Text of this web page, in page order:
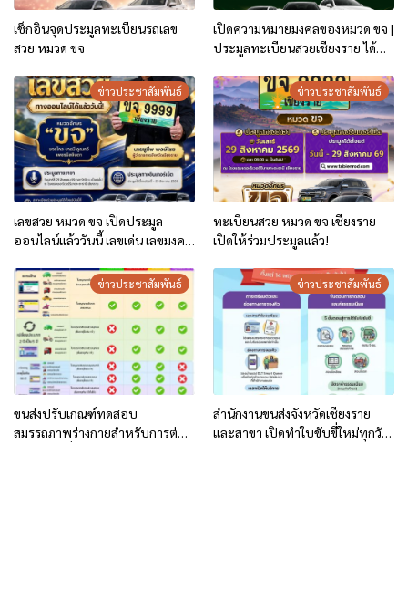
เช็กอินจุดประมูลทะเบียนรถเลข
สวย หมวด ขจ
เปิดความหมายมงคลของหมวด ขจ |
ประมูลทะเบียนสวยเชียงราย ได้
ข่าวประชาสัมพันธ์
เลขสวย หมวด ขจ เปิดประมูล
ออนไลน์แล้ววันนี้ เลขเด่น เลขมงคล
ทั้ง 301 หมายเลข
ข่าวประชาสัมพันธ์
ทะเบียนสวย หมวด ขจ เชียงราย
เปิดให้ร่วมประมูลแล้ว!
ข่าวประชาสัมพันธ์
ขนส่งปรับเกณฑ์ทดสอบ
สมรรถภาพร่างกายสำหรับการต่อ
ข่าวประชาสัมพันธ์
สำนักงานขนส่งจังหวัดเชียงราย
และสาขา เปิดทำใบขับขี่ใหม่ทุกวัน